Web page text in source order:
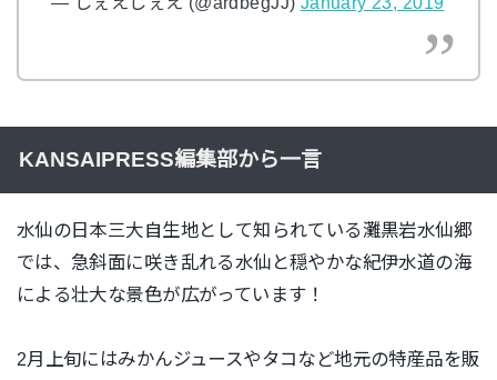
KANSAIPRESS編集部から一言
水仙の日本三大自生地として知られている灘黒岩水仙郷
では、急斜面に咲き乱れる水仙と穏やかな紀伊水道の海
による壮大な景色が広がっています！
2月上旬にはみかんジュースやタコなど地元の特産品を販